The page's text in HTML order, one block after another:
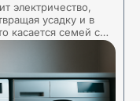
электричество,
усадку и в
касается семей с
климатом,